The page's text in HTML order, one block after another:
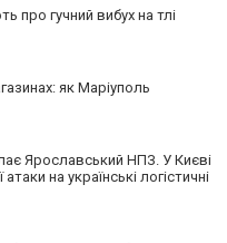
про гучний вибух на тлі
як Маріуполь
Ярославський НПЗ. У Києві
на українські логістичні